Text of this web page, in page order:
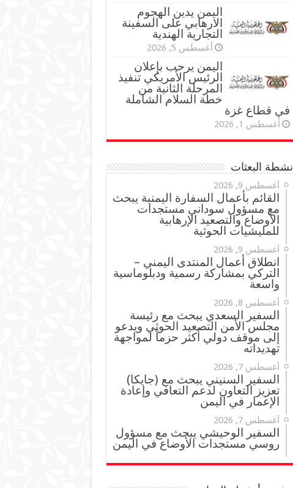
اليمن يدين الهجوم
الارهابي على السفينة
التجارية الهندية
أغسطس 5, 2026
اليمن يرحب بإعلان
الرئيس الأمريكي تنفيذ
المرحلة الثانية من
خطة السلام الشاملة
في قطاع غزة
أغسطس 1, 2026
أنشطة البعثات
أغسطس 9, 2026
القائم بأعمال السفارة اليمنية يبحث
مع مسؤول سوداني مستجدات
الأوضاع والتصعيد الإرهابية
للمليشيات الحوثية
أغسطس 9, 2026
انطلاق أعمال المنتدى اليمني –
التركي بمشاركة رسمية ودبلوماسية
واسعة
أغسطس 8, 2026
السفير السعدي يبحث مع رئيسة
مجلس الأمن التصعيد الحوثي ويدعو
إلى موقف دولي أكثر حزماً لمواجهة
تهديداته
أغسطس 7, 2026
السفير السنيني يبحث مع (جايكا)
تعزيز التعاون لدعم التعافي وإعادة
الإعمار في اليمن
أغسطس 7, 2026
السفير الوحيشي يبحث مع مسؤول
روسي مستجدات الأوضاع في اليمن